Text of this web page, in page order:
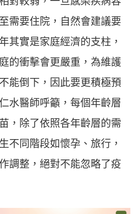
需要住院，自然會建議要
其實是家庭經濟的支柱，
的衝擊會更嚴重，為維護
能倒下，因此要更積極預
水醫師呼籲，每個年齡層
，除了依照各年齡層的需
不同階段如懷孕、旅行，
調整，絕對不能忽略了疫